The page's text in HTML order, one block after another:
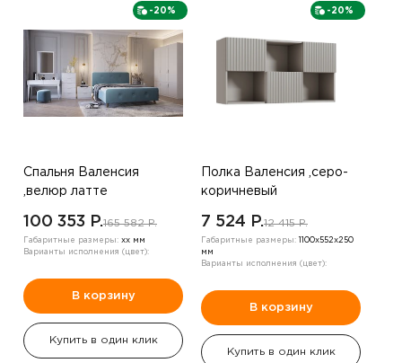
-20%
Спальня Валенсия
,велюр латте
100 353 P.165 582 P.
Габаритные размеры: хх мм
Варианты исполнения (цвет):
В корзину
Купить в один клик
-20%
Полка Валенсия ,серо-
коричневый
7 524 P.12 415 P.
Габаритные размеры: 1100х552х250
мм
Варианты исполнения (цвет):
В корзину
Купить в один клик